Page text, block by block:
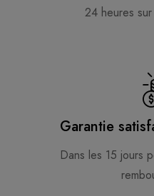
24 heures
Garantie
Dans les 15 jours